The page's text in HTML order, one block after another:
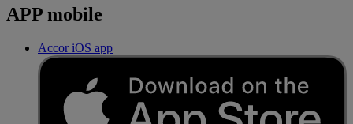
APP mobile
Accor iOS app